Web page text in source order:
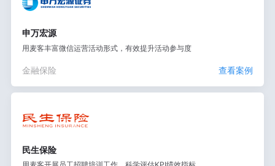
申万宏源
用麦客丰富微信运营活动形式，有效提升活动参与度
金融保险 查看案例
民生保险